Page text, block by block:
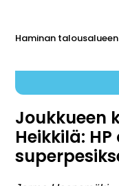
Haminan
Joukkueen
Heikkilä: